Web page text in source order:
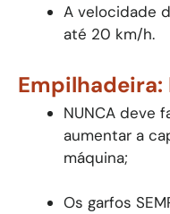
A velocidade
até 20 km/h.
Empilhadeira:
NUNCA deve
aumentar a
máquina;
Os garfos